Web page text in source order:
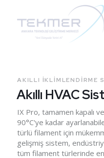
AKILLI IKLIMLENDIRME
Akıllı HVAC
IX Pro, tamamen kapalı
90°C'ye kadar
türlü filament için
gelişmiş sistem,
tüm filament türlerinde